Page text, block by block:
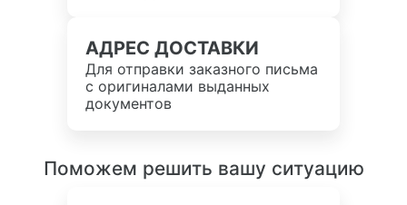
АДРЕС ДОСТАВКИ
Для отправки заказного письма
с оригиналами выданных
документов
Поможем решить вашу ситуацию